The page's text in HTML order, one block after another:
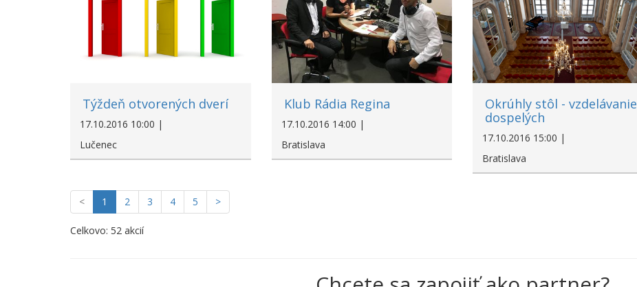
Týždeň otvorených dverí
17.10.2016 10:00 |
Lučenec
Klub Rádia Regina
17.10.2016 14:00 |
Bratislava
Okrúhly stôl - vzdelávanie
dospelých
17.10.2016 15:00 |
Bratislava
< 1 2 3 4 5 >
Celkovo: 52 akcií